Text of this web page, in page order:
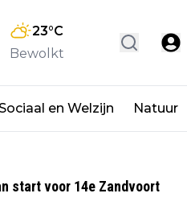
23°C
Bewolkt
en Welzijn Natuur
start voor 14e Zandvoort